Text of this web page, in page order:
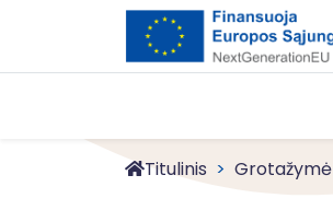
Titulinis Grotažymė